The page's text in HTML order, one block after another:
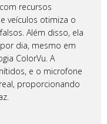
recursos
veículos otimiza o
Além disso, ela
dia, mesmo em
ColorVu. A
e o microfone
proporcionando